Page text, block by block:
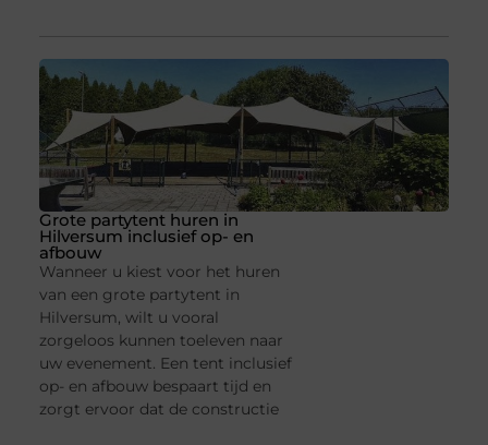
Grote partytent huren in
Hilversum inclusief op- en
afbouw
Wanneer u kiest voor het huren
van een grote partytent in
Hilversum, wilt u vooral
zorgeloos kunnen toeleven naar
uw evenement. Een tent inclusief
op- en afbouw bespaart tijd en
zorgt ervoor dat de constructie